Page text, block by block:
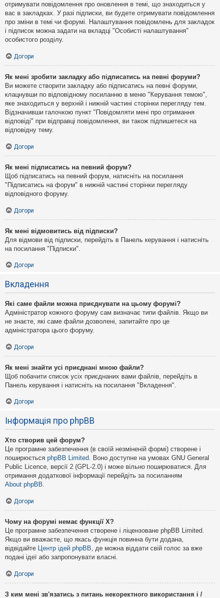
отримувати повідомлення про оновлення в темі, що знаходиться у
вас в закладках. У разі підписки, ви будете отримувати повідомлення
про зміни в темі чи форумі. Налаштування повідомлень для закладок
і підписок можна задати на вкладці "Особисті налаштування"
особистого розділу.
Догори
Як мені зробити закладку або підписатись на певні форуми?
Ви можете створити закладку або підписатись на певні форуми,
клацнувши по відповідному посиланню в меню "Керування темою",
яке знаходиться у верхній і нижній частині сторінки перегляду тем.
Відзначивши галочкою пункт "Повідомляти мені про отримання
відповіді" при відправці повідомлення, ви також підпишетеся на
відповідну тему.
Догори
Як мені підписатись на певний форум?
Щоб підписатись на певний форум, натисніть на посилання
"Підписатись на форум" в нижній частині сторінки перегляду
відповідного форуму.
Догори
Як мені відмовитись від підписки?
Для відмови від підписки, перейдіть в Панель керування і натисніть
на посилання "Підписки".
Догори
Вкладення
Які саме файли можна приєднувати на цьому форумі?
Адміністратор кожного форуму сам визначає типи файлів. Якщо ви
не знаєте, які саме файли дозволені, запитайте про це
адміністратора цього форуму.
Догори
Як мені знайти усі приєднані мною файли?
Щоб побачити список усіх приєднаних вами файлів, перейдіть в
Панель керування і натисніть на посилання "Вкладення".
Догори
Інформація про phpBB
Хто створив цей форум?
Це програмне забезпечення (в своїй незміненій формі) створене і
поширюється phpBB Limited. Воно доступне на умовах GNU General
Public Licence, версії 2 (GPL-2.0) і може вільно поширюватися. Для
отримання додаткової інформації перейдіть за посиланням
About phpBB.
Догори
Чому на форумі немає функції X?
Це програмне забезпечення створене і ліцензоване phpBB Limited.
Якщо ви вважаєте, що якась функція повинна бути додана,
відвідайте Центр ідей phpBB, де можна віддати свій голос за вже
подані ідеї або запропонувати власні.
Догори
З ким мені зв'язатись з питань некоректного використання і /